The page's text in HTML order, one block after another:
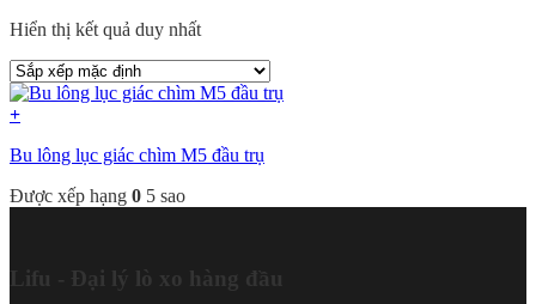
Hiển thị kết quả duy nhất
+
Bu lông lục giác chìm M5 đầu trụ
Được xếp hạng 0 5 sao
Lifu - Đại lý lò xo hàng đầu